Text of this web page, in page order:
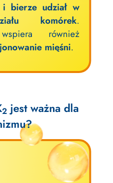
bierze udział w
komórek.
również
mięśni.
2jest ważna dla